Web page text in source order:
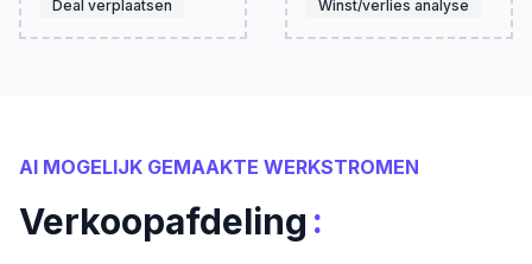
Deal verplaatsen Winst/verlies analyse
AI MOGELIJK GEMAAKTE WERKSTROMEN
Verkoopafdeling :